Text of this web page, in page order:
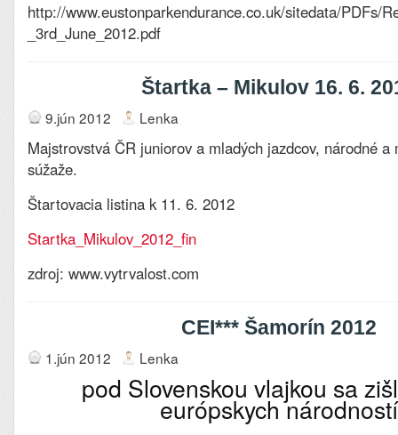
http://www.eustonparkendurance.co.uk/sitedata/PDFs/
_3rd_June_2012.pdf
Štartka – Mikulov 16. 6.
9.jún 2012 Lenka
Majstrovstvá ČR juniorov a mladých jazdcov, národné a
súžaže.
Štartovacia listina k 11. 6. 2012
Startka_Mikulov_2012_fin
zdroj: www.vytrvalost.com
CEI*** Šamorín 2012
1.jún 2012 Lenka
pod Slovenskou vlajkou sa
európskych národností